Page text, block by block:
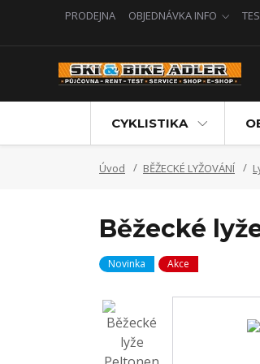
PRODEJNA OBJEDNÁVKA INFO
CYKLISTIKA
Úvod BĚŽECKÉ LYŽOVÁNÍ
Běžecké
Novinka Akce